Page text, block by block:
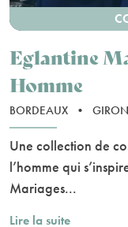
Eglantine
Homme
BORDEAUX •
Une collection de
l’homme qui
Mariages...
Lire la suite